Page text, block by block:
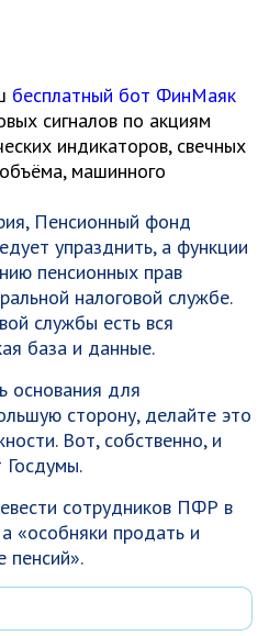
бесплатный бот ФинМаяк
сигналов по акциям
индикаторов, свечных
машинного
Пенсионный фонд
упразднить, а функции
пенсионных прав
налоговой службе.
службы есть вся
база и данные.
основания для
сторону, делайте это
Вот, собственно, и
Госдумы.
сотрудников ПФР в
«особняки продать и
пенсий».